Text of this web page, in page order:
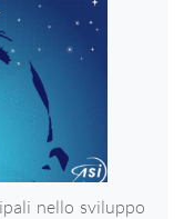
nello sviluppo